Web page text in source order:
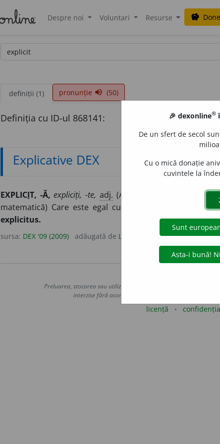
Despre noi Voluntari Resurse savings
definiții (1) pronunție volume_up (50)
Definiția cu ID-ul 868141:
Explicative DEX
EXPLICIT, -Ă, expliciți, -te, adj. (Adesea adverbial) Care
matematică) Care este egal cu o anumită expresie
explicitus.
sursa: DEX '09 (2009) adăugată de LauraGellner acțiuni
Preluarea, stocarea sau utilizarea datelor de pe acest site,
interzise fără acordul nostru prealabil scris, cu
licență
🎉 dexonline®
De un sfert de secol
Cu o mică donație
cuvintele la